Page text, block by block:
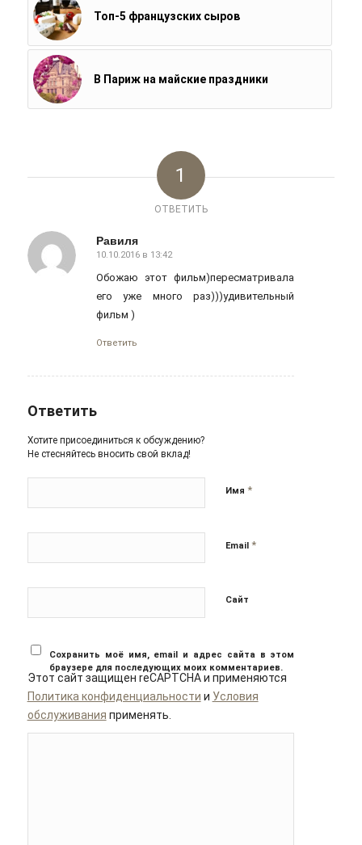
Топ-5 французских сыров
В Париж на майские праздники
1
ОТВЕТИТЬ
Равиля
говорит:
10.10.2016 в 13:42
Обожаю этот фильм)пересматривала
его уже много раз)))удивительный
фильм )
Ответить
Ответить
Хотите присоединиться к обсуждению?
Не стесняйтесь вносить свой вклад!
Имя *
Email *
Сайт
Сохранить моё имя, email и адрес сайта в этом
браузере для последующих моих комментариев.
Этот сайт защищен reCAPTCHA и применяются
Политика конфиденциальности и Условия
обслуживания применять.